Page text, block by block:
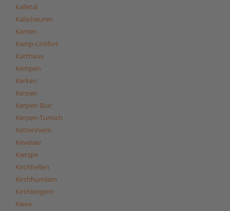
Kalletal
Kalscheuren
Kamen
Kamp-Lintfort
Karthaus
Kempen
Kerken
Kerpen
Kerpen-Buir
Kerpen-Turnich
Kettenheim
Kevelaer
Kierspe
Kirchhellen
Kirchhundem
Kirchlengern
Kleve